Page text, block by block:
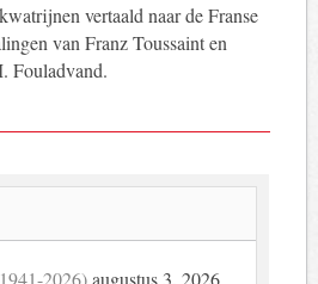
vertaald naar de Franse
van Franz Toussaint en
Fouladvand.
2026) augustus 3, 2026